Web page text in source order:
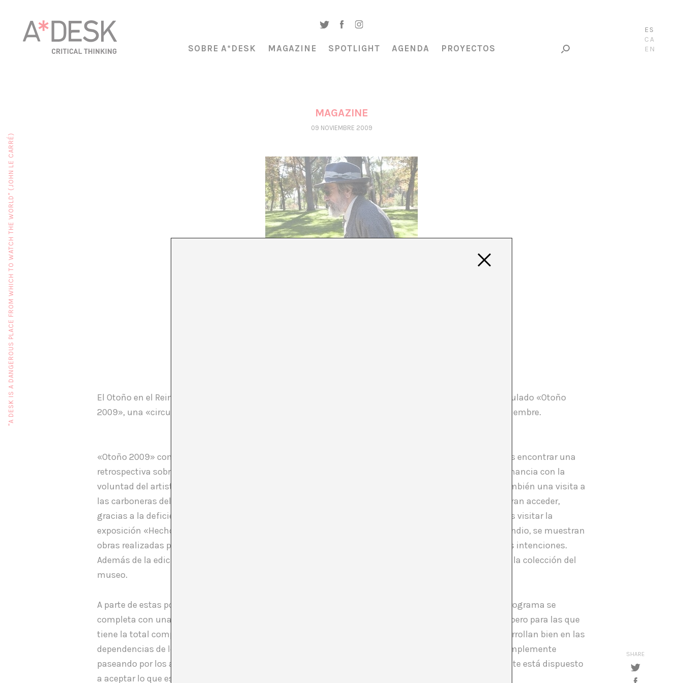
ES
CA
EN
SOBRE A*DESK MAGAZINE SPOTLIGHT AGENDA PROYECTOS
MAGAZINE
09 NOVIEMBRE 2009
El Otoño en el Reina Sofía tiene nombre propio, Isidro Valcárcel Medina. Será porque este artista ha titulado «Otoño
2009», una «circunstancia», tal como él llama a sus propuestas, que se desarrolla entre octubre y diciembre.
«Otoño 2009» comprende una serie de actividades organizadas por el museo, y entre las que podemos encontrar una
retrospectiva sobre el propio artista, realizada a principios de octubre y que sólo duró 3 días, en consonancia con la
voluntad del artista de que «nadie pueda verlo todo íntegramente», conseguido. Podemos realizar también una visita a
las carboneras del antiguo hospital, un sitio húmedo y solitario al que sólo unos pocos visitantes logran acceder,
gracias a la deficiente señalización y las confusas informaciones de los vigilantes de sala. O podemos visitar la
exposición «Hecho en casa», en la que en los pasillos de servicio del museo y, entre extintores de incendio, se muestran
obras realizadas por los propios trabajadores del Reina, algunos con buena técnica y otros con buenas intenciones.
Además de la edición de una audioguía en la que Isidro nos cuenta su versión sobre algunas obras de la colección del
museo.
A parte de estas poco convencionales exposiciones, en sitios poco convencionales de exposición, el programa se
completa con una serie de circunstancias, en las que ni el propio artista sabe muy bien que va pasar, pero para las que
tiene la total complicidad de la institución. Actividades, muchas de ellas no publicitadas, que se desarrollan bien en las
dependencias de los edificios Nouvell y Sabatini, bien en el Palacio de Cristal o en el de Velázquez o simplemente
paseando por los alrededores de estos sitios, y para las que el espectador debe demostrar que realmente está dispuesto
a aceptar lo que este artista tenga a bien mostrarle.
SHARE
"A DESK IS A DANGEROUS PLACE FROM WHICH TO WATCH THE WORLD" (JOHN LE CARRÉ)